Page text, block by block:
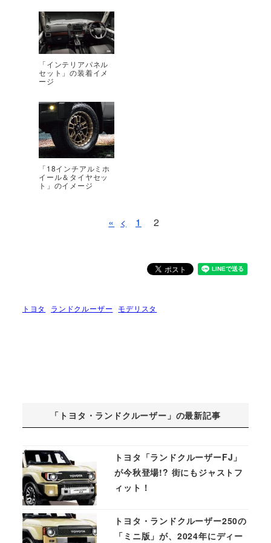
「インテリアパネル
セット」の装着イメ
ージ
「18インチアルミホ
イール＆タイヤセッ
ト」のイメージ
« < 1 2
トヨタ ランドクルーザー モデリスタ
「トヨタ・ランドクルーザー」の最新記事
トヨタ「ランドクルーザーFJ」
が今秋登場!? 街にもジャストフ
ィット！
トヨタ・ランドクルーザー250の
「ミニ版」が、2024年にディー